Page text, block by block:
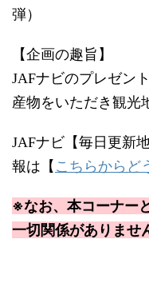
弾）
【企画の趣旨】
JAFナビのプレゼン
産物をいただき観光
JAFナビ【毎日更新
報は【 こちらからど
※なお、本コーナー
一切関係がありませ